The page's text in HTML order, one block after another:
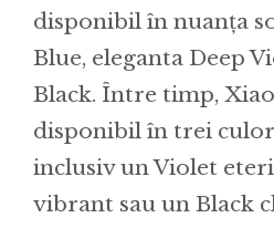
disponibil în nuanța
Blue, eleganta Deep
Black. Între timp,
disponibil în trei
inclusiv un Violet
vibrant sau un Black